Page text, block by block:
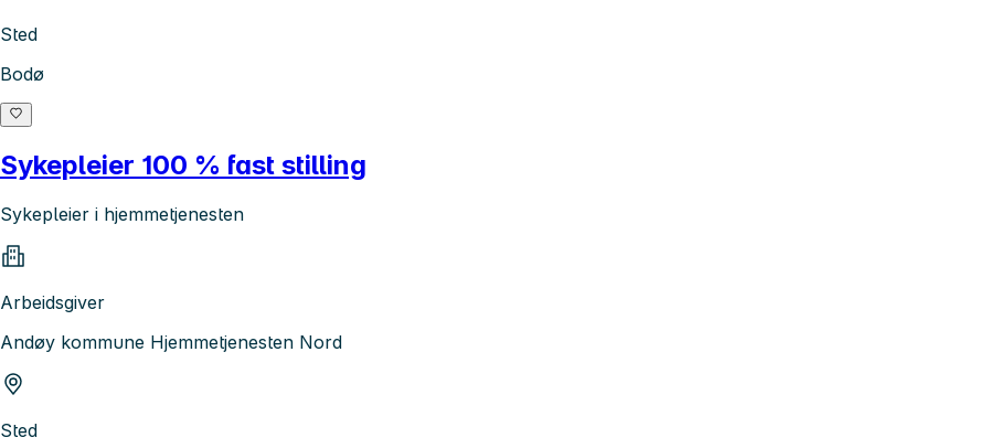
Sted
Bodø
Sykepleier 100 % fast stilling
Sykepleier i hjemmetjenesten
Arbeidsgiver
Andøy kommune Hjemmetjenesten Nord
Sted